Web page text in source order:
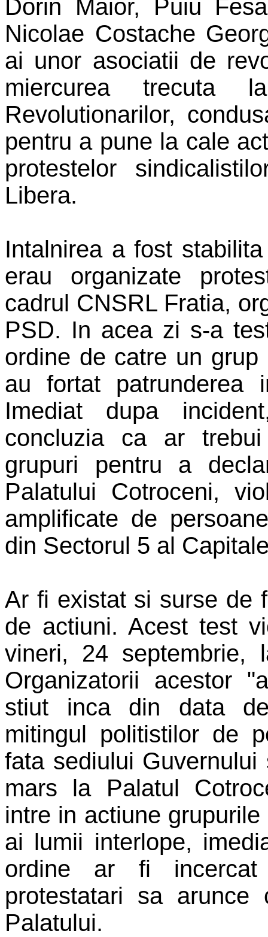
Dorin Maior, Puiu
Nicolae Costache
ai unor asociatii de
miercurea trecuta
Revolutionarilor,
pentru a pune la cale
protestelor
Libera.
Intalnirea a fost
erau organizate
cadrul CNSRL Fratia,
PSD. In acea zi s-a
ordine de catre un
au fortat patrunderea
Imediat dupa
concluzia ca ar
grupuri pentru a
Palatului Cotroceni,
amplificate de
din Sectorul 5 al
Ar fi existat si surse de
de actiuni. Acest test
vineri, 24 septembrie,
Organizatorii acestor
stiut inca din data
mitingul politistilor de
fata sediului
mars la Palatul
intre in actiune
ai lumii interlope,
ordine ar fi
protestatari sa
Palatului.